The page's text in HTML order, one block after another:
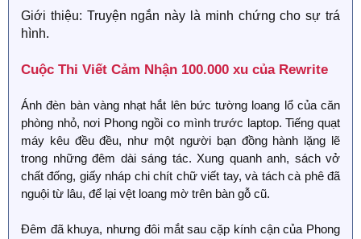
Giới thiệu: Truyện ngắn này là minh chứng cho sự trá
hình.
Cuộc Thi Viết Cảm Nhận 100.000 xu của Rewrite​
Ánh đèn bàn vàng nhạt hắt lên bức tường loang lổ của căn
phòng nhỏ, nơi Phong ngồi co mình trước laptop. Tiếng quạt
máy kêu đều đều, như một người bạn đồng hành lặng lẽ
trong những đêm dài sáng tác. Xung quanh anh, sách vở
chất đống, giấy nháp chi chít chữ viết tay, và tách cà phê đã
nguội từ lâu, để lại vệt loang mờ trên bàn gỗ cũ.
Đêm đã khuya, nhưng đôi mắt sau cặp kính cận của Phong